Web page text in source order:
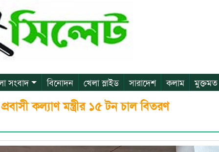
সংবাদ বিনোদন খেলা স্লাইড সারাদেশ কলাম মুক্তমত
কল্যাণ মন্ত্রীর ১৫ টন চাল বিতরণ